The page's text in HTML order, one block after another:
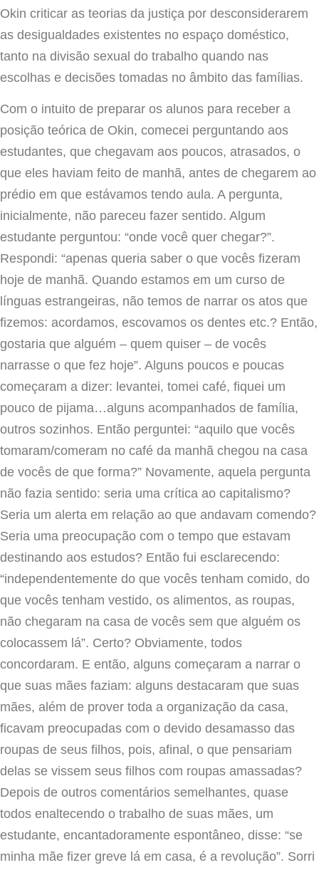
Okin criticar as teorias da justiça por desconsiderarem
as desigualdades existentes no espaço doméstico,
tanto na divisão sexual do trabalho quando nas
escolhas e decisões tomadas no âmbito das famílias.
Com o intuito de preparar os alunos para receber a
posição teórica de Okin, comecei perguntando aos
estudantes, que chegavam aos poucos, atrasados, o
que eles haviam feito de manhã, antes de chegarem ao
prédio em que estávamos tendo aula. A pergunta,
inicialmente, não pareceu fazer sentido. Algum
estudante perguntou: “onde você quer chegar?”.
Respondi: “apenas queria saber o que vocês fizeram
hoje de manhã. Quando estamos em um curso de
línguas estrangeiras, não temos de narrar os atos que
fizemos: acordamos, escovamos os dentes etc.? Então,
gostaria que alguém – quem quiser – de vocês
narrasse o que fez hoje”. Alguns poucos e poucas
começaram a dizer: levantei, tomei café, fiquei um
pouco de pijama…alguns acompanhados de família,
outros sozinhos. Então perguntei: “aquilo que vocês
tomaram/comeram no café da manhã chegou na casa
de vocês de que forma?” Novamente, aquela pergunta
não fazia sentido: seria uma crítica ao capitalismo?
Seria um alerta em relação ao que andavam comendo?
Seria uma preocupação com o tempo que estavam
destinando aos estudos? Então fui esclarecendo:
“independentemente do que vocês tenham comido, do
que vocês tenham vestido, os alimentos, as roupas,
não chegaram na casa de vocês sem que alguém os
colocassem lá”. Certo? Obviamente, todos
concordaram. E então, alguns começaram a narrar o
que suas mães faziam: alguns destacaram que suas
mães, além de prover toda a organização da casa,
ficavam preocupadas com o devido desamasso das
roupas de seus filhos, pois, afinal, o que pensariam
delas se vissem seus filhos com roupas amassadas?
Depois de outros comentários semelhantes, quase
todos enaltecendo o trabalho de suas mães, um
estudante, encantadoramente espontâneo, disse: “se
minha mãe fizer greve lá em casa, é a revolução”. Sorri